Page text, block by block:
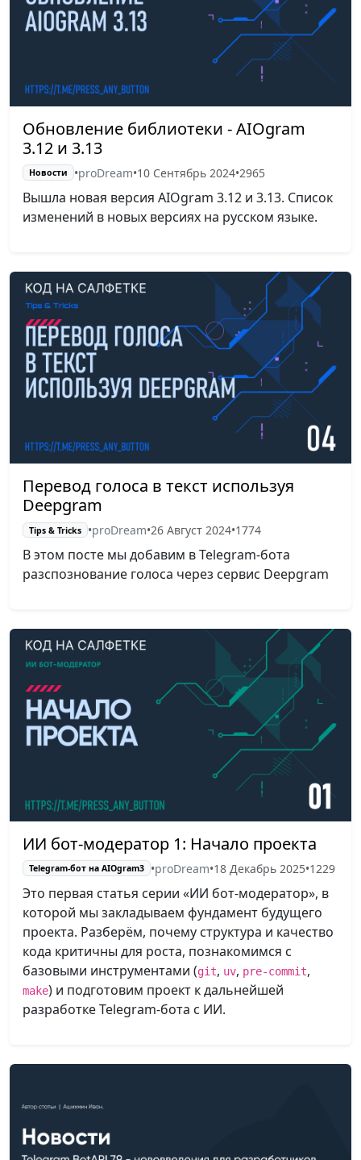
Обновление библиотеки - AIOgram
3.12 и 3.13
Новости •proDream•10 Сентябрь 2024•2965
Вышла новая версия AIOgram 3.12 и 3.13. Список
изменений в новых версиях на русском языке.
Перевод голоса в текст используя
Deepgram
Tips & Tricks •proDream•26 Август 2024•1774
В этом посте мы добавим в Telegram-бота
разспознование голоса через сервис Deepgram
ИИ бот-модератор 1: Начало проекта
Telegram-бот на AIOgram3 •proDream•18 Декабрь 2025•1229
Это первая статья серии «ИИ бот-модератор», в
которой мы закладываем фундамент будущего
проекта. Разберём, почему структура и качество
кода критичны для роста, познакомимся с
базовыми инструментами (git, uv, pre-commit,
make) и подготовим проект к дальнейшей
разработке Telegram-бота с ИИ.